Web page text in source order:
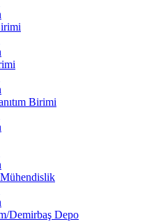
Birimi
Demirbaş Depo